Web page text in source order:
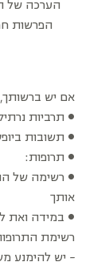
הערכה של
הפרשות
אם יש ברשותך,
• תרביות
• תשובות
• תרופות:
• רשימה של
אותך
• במידה ואת
רשימת
− יש להימנע